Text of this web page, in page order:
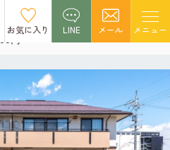
お気に入り LINE メール メニュー